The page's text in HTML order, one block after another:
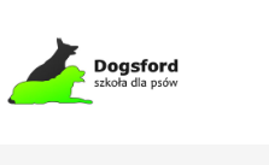
content